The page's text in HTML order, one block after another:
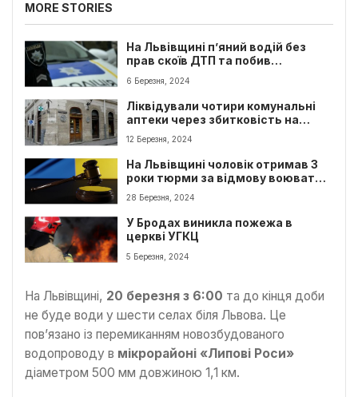
MORE STORIES
На Львівщині п’яний водій без
прав скоїв ДТП та побив
поліцейського
6 Березня, 2024
Ліквідували чотири комунальні
аптеки через збитковість на
Львівщині
12 Березня, 2024
На Львівщині чоловік отримав 3
роки тюрми за відмову воювати
через релігію
28 Березня, 2024
У Бродах виникла пожежа в
церкві УГКЦ
5 Березня, 2024
На Львівщині, 20 березня з 6:00 та до кінця доби
не буде води у шести селах біля Львова. Це
пов’язано із перемиканням новозбудованого
водопроводу в мікрорайоні «Липові Роси»
діаметром 500 мм довжиною 1,1 км.